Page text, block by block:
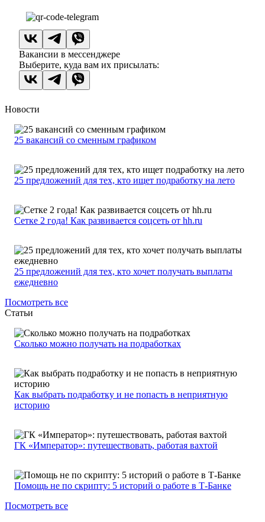
Вакансии в мессенджере
Выберите, куда вам их присылать:
Новости
25 вакансий со сменным графиком
25 предложений для тех, кто ищет подработку на лето
Сетке 2 года! Как развивается соцсеть от hh.ru
25 предложений для тех, кто хочет получать выплаты
ежедневно
Посмотреть все
Статьи
Сколько можно получать на подработках
Как выбрать подработку и не попасть в неприятную
историю
ГК «Император»: путешествовать, работая вахтой
Помощь не по скрипту: 5 историй о работе в Т-Банке
Посмотреть все